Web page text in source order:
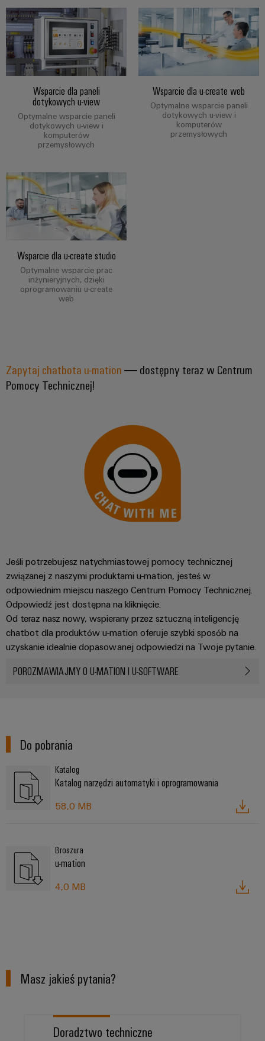
Wsparcie dla paneli
dotykowych u-view
Optymalne wsparcie paneli
dotykowych u-view i
komputerów
przemysłowych
Wsparcie dla u-create web
Optymalne wsparcie paneli
dotykowych u-view i
komputerów
przemysłowych
Wsparcie dla u-create studio
Optymalne wsparcie prac
inżynieryjnych, dzięki
oprogramowaniu u-create
web
Zapytaj chatbota u-mation— dostępny teraz w Centrum
Pomocy Technicznej!
Jeśli potrzebujesz natychmiastowej pomocy technicznej
związanej z naszymi produktami u-mation, jesteś w
odpowiednim miejscu naszego Centrum Pomocy Technicznej.
Odpowiedź jest dostępna na kliknięcie.
Od teraz nasz nowy, wspierany przez sztuczną inteligencję
chatbot dla produktów u-mation oferuje szybki sposób na
uzyskanie idealnie dopasowanej odpowiedzi na Twoje pytanie.
POROZMAWIAJMY O U-MATION I U-SOFTWARE
Do pobrania
Katalog
Katalog narzędzi automatyki i oprogramowania
58,0 MB
Broszura
u-mation
4,0 MB
Masz jakieś pytania?
Doradztwo techniczne